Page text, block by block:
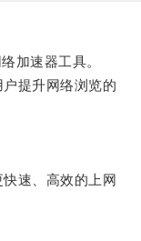
加速器工具。
提升网络浏览的
速、高效的上网